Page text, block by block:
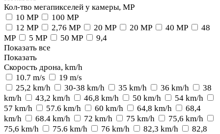
Кол-тво мегапикселей у камеры, MP
10 MP
100 MP
12 MP
2,76 MP 20 MP 20 MP 40 MP
48
MP
5 MP 50 MP
9,4
Показать все
Показать
Скорость дрона, km/h
10.7 m/s
19 m/s
25,2 km/h
30-38 km/h 35 km/h 36 km/h
38
km/h
43,2 km/h 46,8 km/h 50 km/h
54 km/h
57 km/h
57.6 km/h 60 km/h 64,8 km/h
68,4
km/h
68.4 km/h 72 km/h 75 km/h
75,6 km/h
75,6 km/h
75.6 km/h 76 km/h 82,3 km/h
82,8